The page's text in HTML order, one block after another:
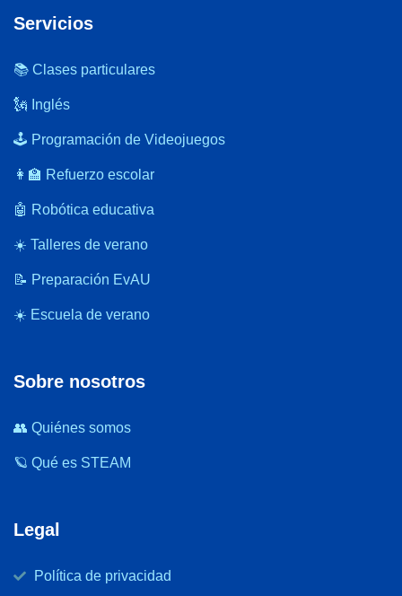
Servicios
📚 Clases particulares
🗽 Inglés
🕹️ Programación de Videojuegos
👩‍🏫 Refuerzo escolar
🤖 Robótica educativa
☀️ Talleres de verano
📝 Preparación EvAU
☀️ Escuela de verano
Sobre nosotros
👥 Quiénes somos
🪐 Qué es STEAM
Legal
Política de privacidad